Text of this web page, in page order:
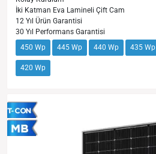
İki Katman Eva Lamineli Çift Cam
12 Yıl Ürün Garantisi
30 Yıl Performans Garantisi
450 Wp
445 Wp 440 Wp 435 Wp
420 Wp